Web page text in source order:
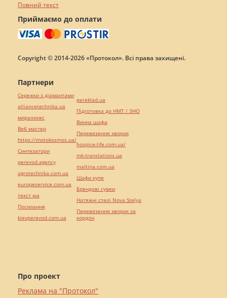
Повний текст
Приймаємо до оплати
Copyright © 2014-2026 «Протокол». Всі права захищені.
Про проект
Реклама на "Протокол"
Партнери
Сережки з діамантами
alliancetechnika.ua
миралинкс
Веб мастер
https://motokosmos.ua/
Синтезатори
perevod.agency
agrotechnika.com.ua
europeservice.com.ua
текст юа
Посилання
kievperevod.com.ua
pereklad.ua
Підготовка до НМТ / ЗНО
Винна шафа
Перевезення хворих
hospice-life.com.ua/
mk-translations.ua
maltina.com.ua
Шафи купе
Брендові сумки
Натяжні стелі Nova Stelya
Перевезення хворих за
кордон